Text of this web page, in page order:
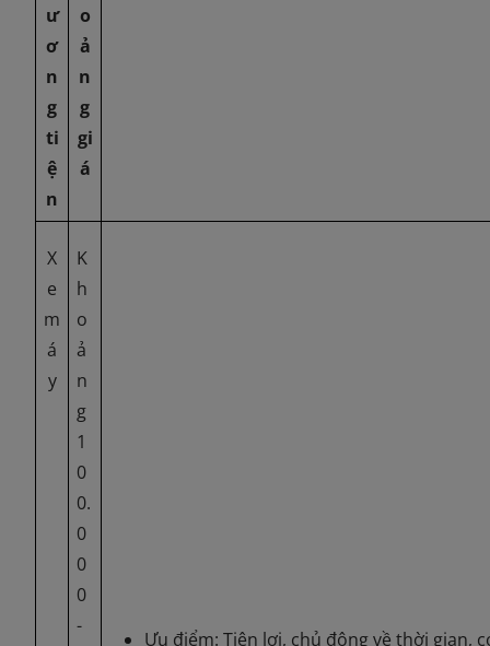
ư
ơ
n
g
ti
ệ
n
o
ả
n
g
gi
á
X
e
m
á
y
K
h
o
ả
n
g
1
0
0.
0
0
0
-
Ưu điểm: Tiện lợi, chủ động về thời gian,